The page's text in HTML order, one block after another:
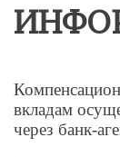
вкладам
через банк-